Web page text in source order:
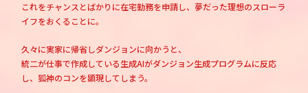
コミックエッセイ
これをチャンスとばかりに在宅勤務を申請し、夢だった理想のスローラ
イフをおくることに。
久々に実家に帰省しダンジョンに向かうと、
統二が仕事で作成している生成AIがダンジョン生成プログラムに反応
し、狐神のコンを顕現してしまう。